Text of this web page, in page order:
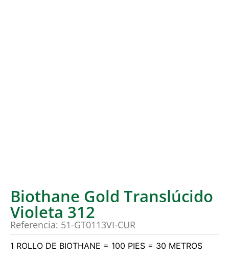
Biothane Gold Translúcido
Violeta 312
Referencia: 51-GT0113VI-CUR
1 ROLLO DE BIOTHANE = 100 PIES = 30 METROS